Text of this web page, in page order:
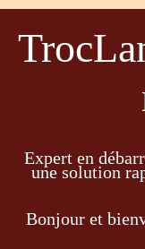
Expert en
une solution
Bonjour et